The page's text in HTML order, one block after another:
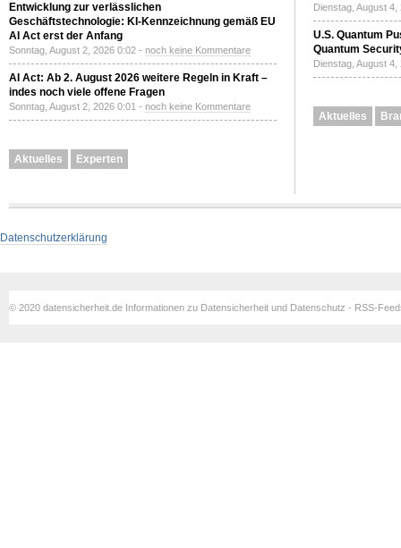
Entwicklung zur verlässlichen
Geschäftstechnologie: KI-Kennzeichnung gemäß EU
AI Act erst der Anfang
Sonntag, August 2, 2026 0:02 - noch keine Kommentare
AI Act: Ab 2. August 2026 weitere Regeln in Kraft –
indes noch viele offene Fragen
Sonntag, August 2, 2026 0:01 - noch keine Kommentare
Aktuelles Experten
Dienstag, August
U.S. Quantum
Quantum
Dienstag, August
Aktuelles
Datenschutzerklärung
© 2020 datensicherheit.de Informationen zu Datensicherheit und Datenschutz - RSS-